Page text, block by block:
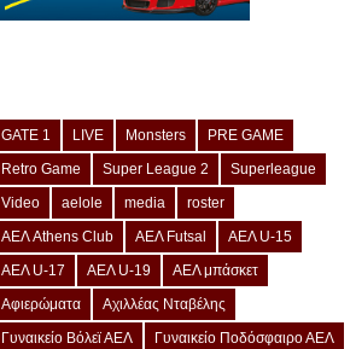
GATE 1 LIVE Monsters
PRE GAME
Retro Game
Super League 2
Superleague
Video
aelole media
roster
ΑΕΛ Athens Club
ΑΕΛ Futsal
ΑΕΛ U-15
ΑΕΛ U-17
ΑΕΛ U-19
ΑΕΛ μπάσκετ
Αφιερώματα
Αχιλλέας Νταβέλης
Γυναικείο Βόλεϊ ΑΕΛ
Γυναικείο Ποδόσφαιρο ΑΕΛ